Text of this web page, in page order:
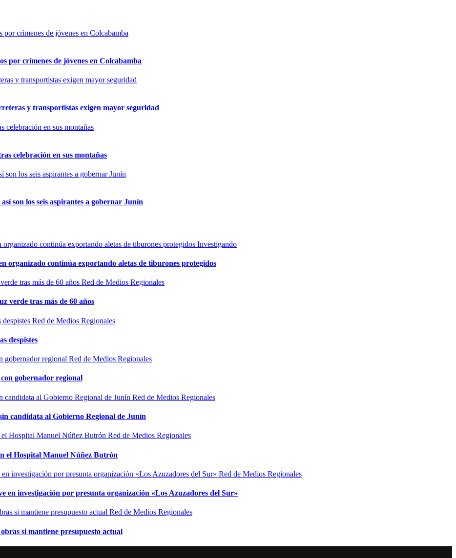
por crímenes de jóvenes en Colcabamba
y transportistas exigen mayor seguridad
celebración en sus montañas
son los seis aspirantes a gobernar Junín
Investigando
organizado continúa exportando aletas de tiburones protegidos
Red de Medios Regionales
verde tras más de 60 años
Red de Medios Regionales
despistes
Red de Medios Regionales
gobernador regional
Red de Medios Regionales
candidata al Gobierno Regional de Junín
Red de Medios Regionales
el Hospital Manuel Núñez Butrón
Red de Medios Regionales
en investigación por presunta organización «Los Azuzadores del Sur»
Red de Medios Regionales
si mantiene presupuesto actual